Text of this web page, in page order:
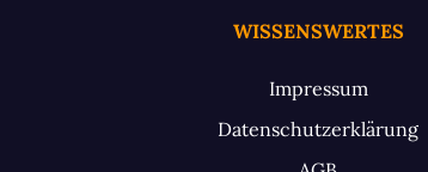
WISSENSWERTES
Impressum
Datenschutzerklärung